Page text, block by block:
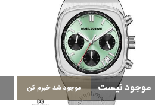
موجود نیست موجود شد خبرم کن